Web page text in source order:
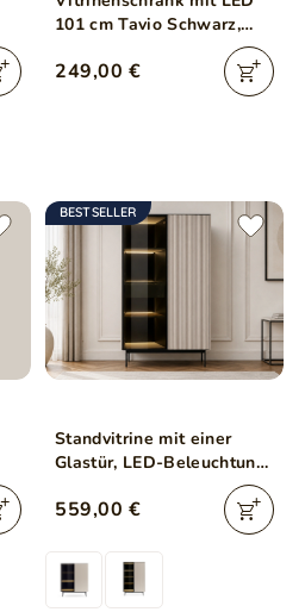
101 cm Tavio Schwarz,
249,00 €
BESTSELLER
Standvitrine mit einer
Glastür, LED-Beleuchtung
und Schublade für das
Wohnzimmer Auroé
559,00 €